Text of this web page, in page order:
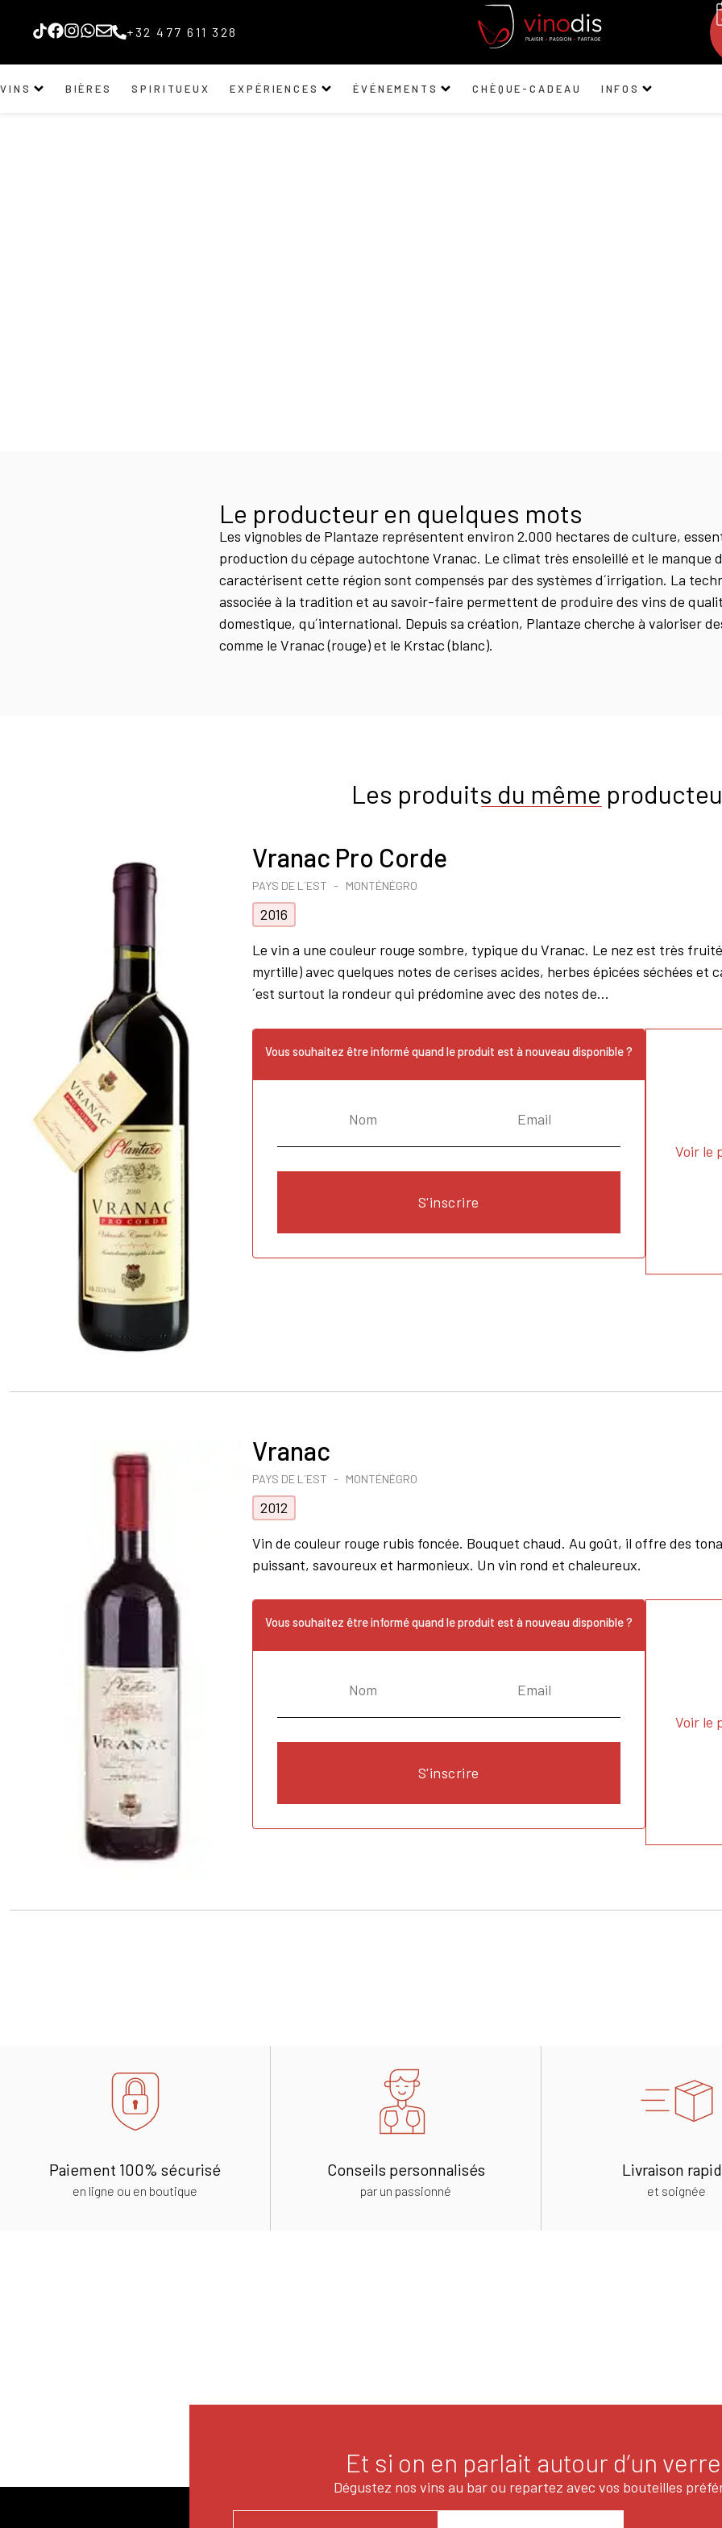
+32 477 611 328
VINS BIÈRES SPIRITUEUX EXPÉRIENCES ÉVÉNEMENTS CHÈQUE-CADEAU INFOS
Le producteur en quelques mots
Les vignobles de Plantaze représentent environ 2.000 hectares de culture,
production du cépage autochtone Vranac. Le climat très ensoleillé et le manque
caractérisent cette région sont compensés par des systèmes d´irrigation. La
associée à la tradition et au savoir-faire permettent de produire des vins de
domestique, qu´international. Depuis sa création, Plantaze cherche à valoriser
comme le Vranac (rouge) et le Krstac (blanc).
Les produits du même
Vranac Pro Corde
PAYS DE L´EST MONTÉNÉGRO
2016
Le vin a une couleur rouge sombre, typique du Vranac. Le nez est très
myrtille) avec quelques notes de cerises acides, herbes épicées séchées et
´est surtout la rondeur qui prédomine avec des notes de...
Vous souhaitez être informé quand le produit est à nouveau disponible ?
S'inscrire
Voir le
Vranac
PAYS DE L´EST MONTÉNÉGRO
2012
Vin de couleur rouge rubis foncée. Bouquet chaud. Au goût, il offre des
puissant, savoureux et harmonieux. Un vin rond et chaleureux.
Vous souhaitez être informé quand le produit est à nouveau disponible ?
S'inscrire
Voir le
Paiement 100% sécurisé
en ligne ou en boutique
Conseils personnalisés
par un passionné
Livraison
et soignée
Et si on en parlait autour d’un
Dégustez nos vins au bar ou repartez avec vos bouteilles